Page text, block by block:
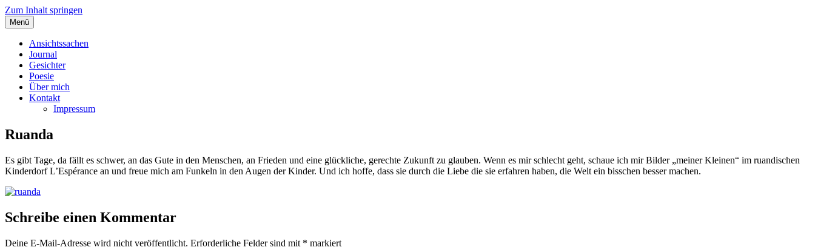
Zum Inhalt springen
Angelas Ansichtssachen
Menü
Ansichtssachen
Journal
Gesichter
Poesie
Über mich
Kontakt
Impressum
Ruanda
Es gibt Tage, da fällt es schwer, an das Gute in den Menschen, an Frieden und eine glückliche, gerechte Zukunft zu glauben. Wenn es mir schlecht geht, schaue ich mir Bilder „meiner Kleinen“ im ruandischen
Kinderdorf L’Espérance an und freue mich am Funkeln in den Augen der Kinder. Und ich hoffe, dass sie durch die Liebe die sie erfahren haben, die Welt ein bisschen besser machen.
Schreibe einen Kommentar
Deine E-Mail-Adresse wird nicht veröffentlicht. Erforderliche Felder sind mit * markiert